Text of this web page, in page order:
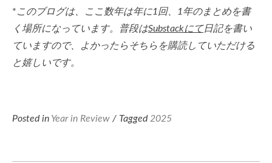
*このブログは、ここ数年は年に1回、1年のまとめを書
く場所になっています。普段はSubstackにて日記を書い
ていますので、よかったらそちらを購読していただける
と嬉しいです。
Posted in Year in Review / Tagged 2025